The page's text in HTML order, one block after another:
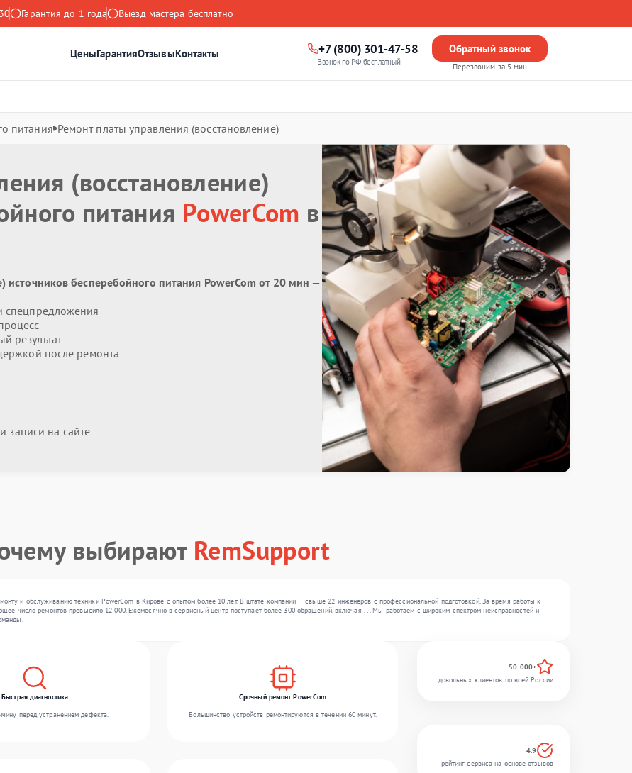
Гарантия до 1 года Выезд мастера бесплатно
ЦеныГарантияОтзывыКонтакты +7 (800) 301-47-58
Звонок по РФ бесплатный
Обратный звонок
Перезвоним за 5 мин
питания Ремонт платы управления (восстановление)
(восстановление)
питания PowerCom в
источников бесперебойного питания PowerCom от 20 мин —
спецпредложения
результат
после ремонта
записи на сайте
выбирают RemSupport
и обслуживанию техники PowerCom в Кирове с опытом более 10 лет. В штате компании — свыше 22 инженеров с профессиональной подготовкой. За время работы к
число ремонтов превысило 12 000. Ежемесячно в сервисный центр поступает более 300 обращений, включая , , . Мы работаем с широким спектром неисправностей и
Быстрая диагностика
перед устранением дефекта.
Срочный ремонт PowerCom
Большинство устройств ремонтируются в течении 60 минут.
50 000+
довольных клиентов по всей России
4.9
рейтинг сервиса на основе отзывов